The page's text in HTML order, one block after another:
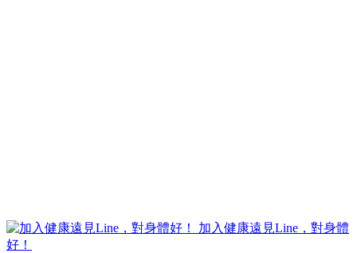
加入健康遠見Line，對身體
好！